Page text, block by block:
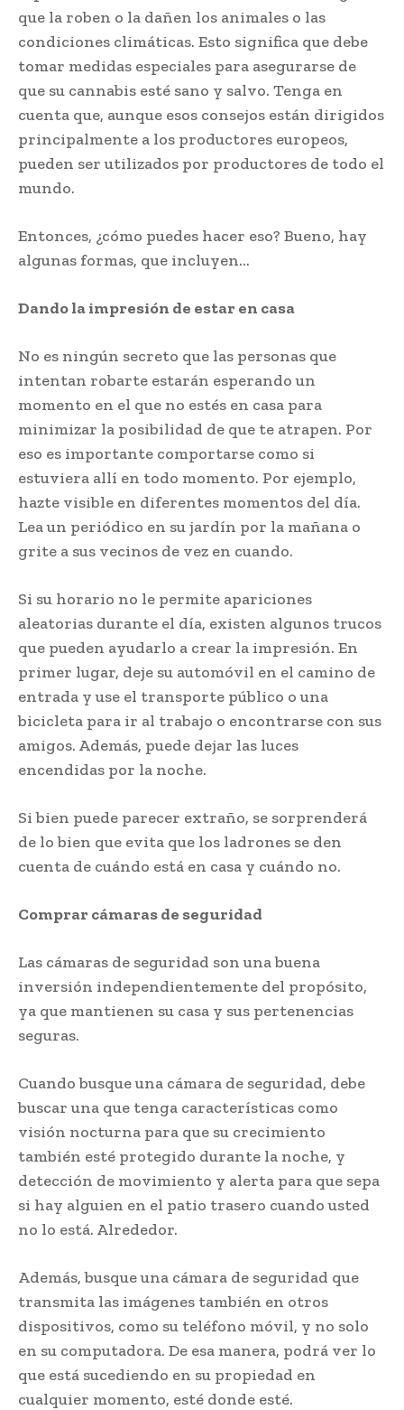
que la roben o la dañen los animales o las
condiciones climáticas. Esto significa que debe
tomar medidas especiales para asegurarse de
que su cannabis esté sano y salvo. Tenga en
cuenta que, aunque esos consejos están dirigidos
principalmente a los productores europeos,
pueden ser utilizados por productores de todo el
mundo.
Entonces, ¿cómo puedes hacer eso? Bueno, hay
algunas formas, que incluyen…
Dando la impresión de estar en casa
No es ningún secreto que las personas que
intentan robarte estarán esperando un
momento en el que no estés en casa para
minimizar la posibilidad de que te atrapen. Por
eso es importante comportarse como si
estuviera allí en todo momento. Por ejemplo,
hazte visible en diferentes momentos del día.
Lea un periódico en su jardín por la mañana o
grite a sus vecinos de vez en cuando.
Si su horario no le permite apariciones
aleatorias durante el día, existen algunos trucos
que pueden ayudarlo a crear la impresión. En
primer lugar, deje su automóvil en el camino de
entrada y use el transporte público o una
bicicleta para ir al trabajo o encontrarse con sus
amigos. Además, puede dejar las luces
encendidas por la noche.
Si bien puede parecer extraño, se sorprenderá
de lo bien que evita que los ladrones se den
cuenta de cuándo está en casa y cuándo no.
Comprar cámaras de seguridad
Las cámaras de seguridad son una buena
inversión independientemente del propósito,
ya que mantienen su casa y sus pertenencias
seguras.
Cuando busque una cámara de seguridad, debe
buscar una que tenga características como
visión nocturna para que su crecimiento
también esté protegido durante la noche, y
detección de movimiento y alerta para que sepa
si hay alguien en el patio trasero cuando usted
no lo está. Alrededor.
Además, busque una cámara de seguridad que
transmita las imágenes también en otros
dispositivos, como su teléfono móvil, y no solo
en su computadora. De esa manera, podrá ver lo
que está sucediendo en su propiedad en
cualquier momento, esté donde esté.